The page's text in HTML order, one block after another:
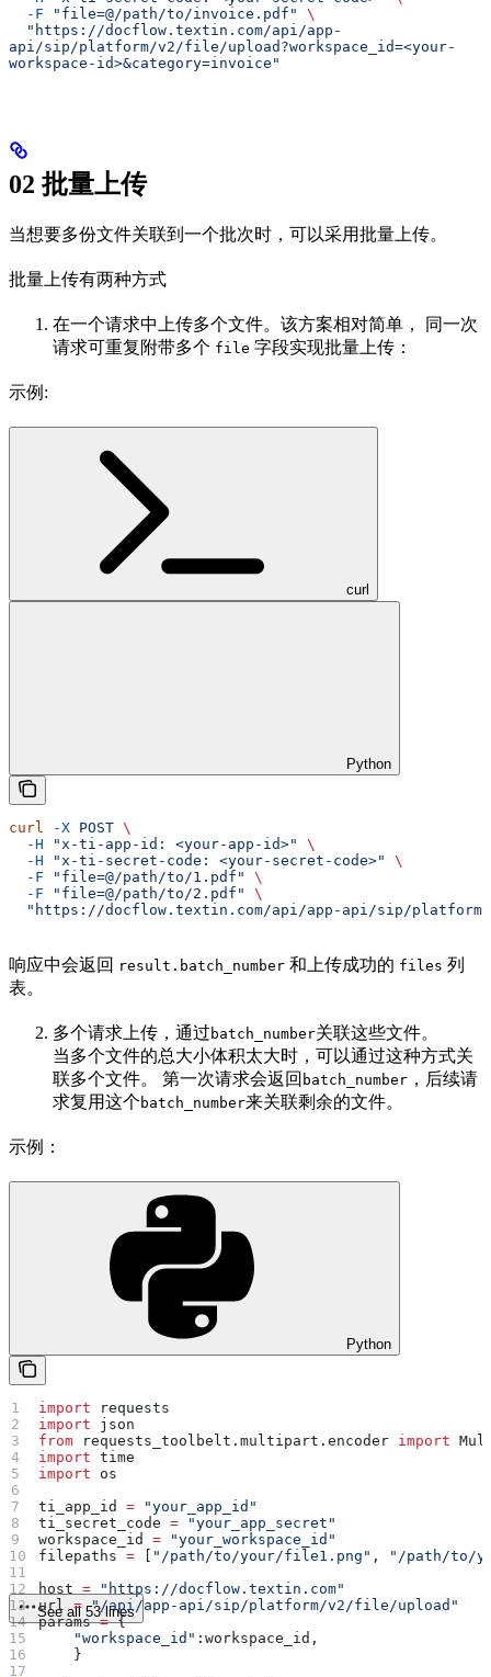
  -F
"file=@/path/to/invoice.pdf"
\
api/sip/platform/v2/file/upload?workspace_id=<your-
workspace-id>&category=invoice"
02 批量上传
当想要多份文件关联到一个批次时，可以采用批量上传。
批量上传有两种方式
在一个请求中上传多个文件。该方案相对简单， 同一次
请求可重复附带多个 file 字段实现批量上传：
示例:
curl
Python
curl -X POST \
  -H
"x-ti-app-id: <your-app-id>"
\
  -H
"x-ti-secret-code: <your-secret-code>"
\
  -F
"file=@/path/to/1.pdf"
\
  -F
"file=@/path/to/2.pdf"
\
"https://docflow.textin.com/api/app-api/sip/
响应中会返回 result.batch_number 和上传成功的 files 列
表。
多个请求上传，通过 batch_number关联这些文件。
当多个文件的总大小体积太大时，可以通过这种方式关
联多个文件。 第一次请求会返回 batch_number ，后续请
求复用这个 batch_number来关联剩余的文件。
示例：
Python
import requests
import json
from requests_toolbelt.multipart.encoder import
import time
import os
ti_app_id = "your_app_id"
ti_secret_code = "your_app_secret"
workspace_id = "your_workspace_id"
filepaths = [ "/path/to/your/file1.png" ,
"/path/to/
host = "https://docflow.textin.com"
url = "/api/app-api/sip/platform/v2/file/upload"
params = {
    "workspace_id"
:workspace_id,
    }
See all 53 lines